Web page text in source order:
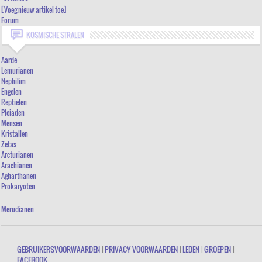
DE VORMING VAN MATERIE
DE BEWUSTE GROEP
DE MATERIELE EVOLUTIE
DE ZIEL
HET DELEN VAN DE ERVARINGEN
DE TIJD
DE TOEKOMS
[VOEG NIEUW ARTIKEL TOE]
FORUM
[Voeg nieuw artikel toe]
Forum
KOSMISCHE STRALEN
Aarde
Lemurianen
Nephilim
Engelen
Reptielen
Pleiaden
Mensen
Kristallen
Zetas
Arcturianen
Arachianen
Agharthanen
Prokaryoten
Merudianen
GEBRUIKERSVOORWAARDEN |PRIVACY VOORWAARDEN |LEDEN |GROEPEN |
FACEBOOK